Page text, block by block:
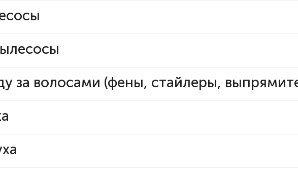
за волосами (фены, стайлеры,